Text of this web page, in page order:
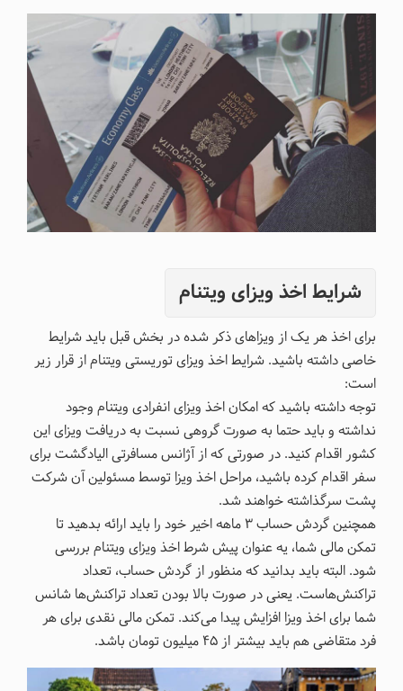
شرایط اخذ ویزای ویتنام
برای اخذ هر یک از ویزاهای ذکر شده در بخش قبل باید شرایط
خاصی داشته باشید. شرایط اخذ ویزای توریستی ویتنام از قرار زیر
است:
توجه داشته باشید که امکان اخذ ویزای انفرادی ویتنام وجود
نداشته و باید حتما به صورت گروهی نسبت به دریافت ویزای این
کشور اقدام کنید. در صورتی که از آژانس مسافرتی الیادگشت برای
سفر اقدام کرده باشید، مراحل اخذ ویزا توسط مسئولین آن شرکت
پشت سرگذاشته خواهند شد.
همچنین گردش حساب 3 ماهه اخیر خود را باید ارائه بدهید تا
تمکن مالی شما، یه عنوان پیش شرط اخذ ویزای ویتنام بررسی
شود. البته باید بدانید که منظور از گردش حساب، تعداد
تراکنش‌هاست. یعنی در صورت بالا بودن تعداد تراکنش‌ها شانس
شما برای اخذ ویزا افزایش پیدا می‌کند. تمکن مالی نقدی برای هر
فرد متقاضی هم باید بیشتر از 45 میلیون تومان باشد.